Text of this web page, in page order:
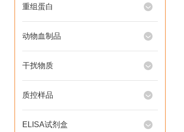
重组蛋白
动物血制品
干扰物质
质控样品
ELISA试剂盒